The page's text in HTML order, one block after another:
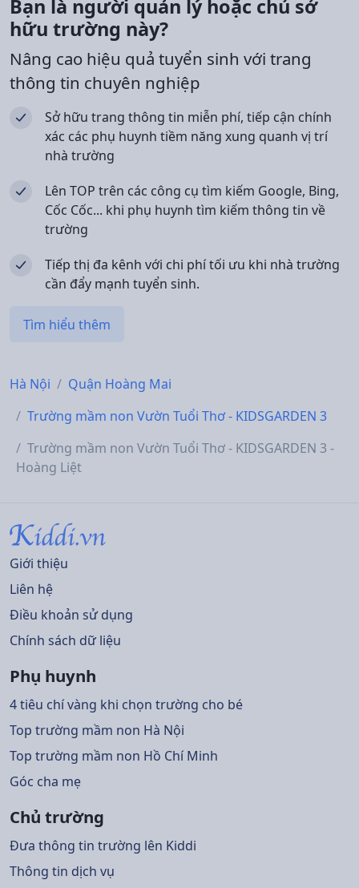
Bạn là người quản lý hoặc chủ sở
hữu trường này?
Nâng cao hiệu quả tuyển sinh với trang
thông tin chuyên nghiệp
Sở hữu trang thông tin miễn phí, tiếp cận chính
xác các phụ huynh tiềm năng xung quanh vị trí
nhà trường
Lên TOP trên các công cụ tìm kiếm Google, Bing,
Cốc Cốc... khi phụ huynh tìm kiếm thông tin về
trường
Tiếp thị đa kênh với chi phí tối ưu khi nhà trường
cần đẩy mạnh tuyển sinh.
Tìm hiểu thêm
Hà Nội
Quận Hoàng Mai
Trường mầm non Vườn Tuổi Thơ - KIDSGARDEN 3
Trường mầm non Vườn Tuổi Thơ - KIDSGARDEN 3 -
Hoàng Liệt
Giới thiệu
Liên hệ
Điều khoản sử dụng
Chính sách dữ liệu
Phụ huynh
4 tiêu chí vàng khi chọn trường cho bé
Top trường mầm non Hà Nội
Top trường mầm non Hồ Chí Minh
Góc cha mẹ
Chủ trường
Đưa thông tin trường lên Kiddi
Thông tin dịch vụ